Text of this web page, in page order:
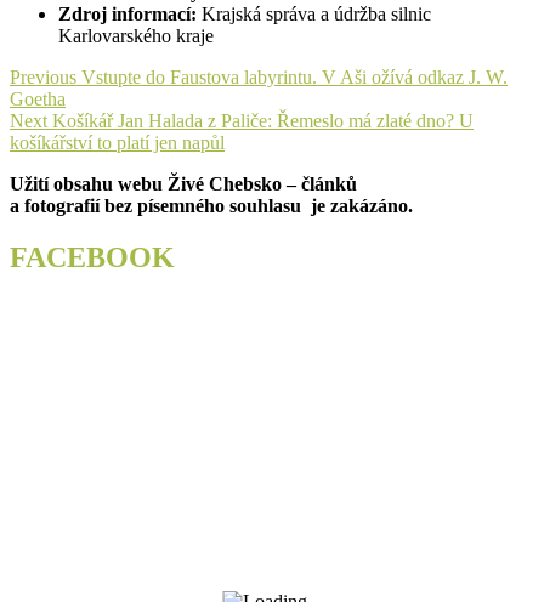
Zdroj informací: Krajská správa a údržba silnic
Karlovarského kraje
Navigace
pro
příspěvek
Previous Previous
Vstupte do Faustova labyrintu. V Aši ožívá odkaz J. W.
Goetha
Next Next
post:
Košíkář Jan Halada z Paliče: Řemeslo má zlaté dno? U
košíkářství to platí jen napůl
Užití obsahu webu Živé Chebsko – článků
a fotografií bez písemného souhlasu je zakázáno.
FACEBOOK